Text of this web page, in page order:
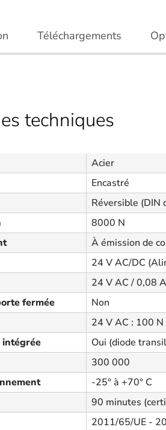
Téléchargements
techniques
Acier
Encastré
Réversible (DIN
8000 N
À émission de
24 V AC/DC
24 V AC / 0,08
fermée
Non
24 V AC : 100
intégrée
Oui (diode
300 000
-25° à +70° C
90 minutes
2011/65/UE -